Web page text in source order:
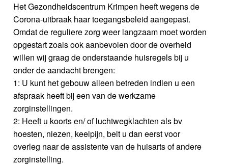
Het Gezondheidscentrum Krimpen heeft wegens de
Corona-uitbraak haar toegangsbeleid aangepast.
Omdat de reguliere zorg weer langzaam moet worden
opgestart zoals ook aanbevolen door de overheid
willen wij graag de onderstaande huisregels bij u
onder de aandacht brengen:
1: U kunt het gebouw alleen betreden indien u een
afspraak heeft bij een van de werkzame
zorginstellingen.
2: Heeft u koorts en/ of luchtwegklachten als bv
hoesten, niezen, keelpijn, belt u dan eerst voor
overleg naar de assistente van de huisarts of andere
zorginstelling.